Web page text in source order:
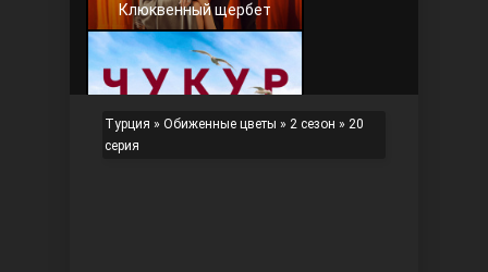
Клюквенный щербет
Турция » Обиженные цветы » 2 сезон » 20
серия